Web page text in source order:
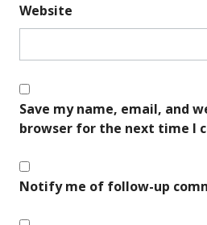
Website
Save my name, email, and
browser for the next time I
Notify me of follow-up